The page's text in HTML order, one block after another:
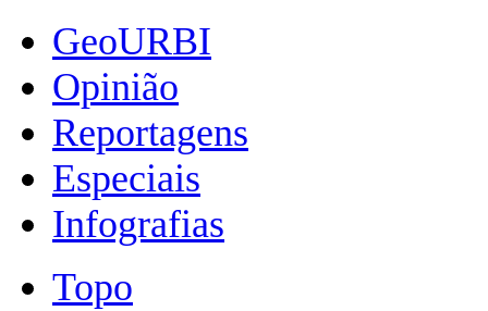
GeoURBI
Opinião
Reportagens
Especiais
Infografias
Topo